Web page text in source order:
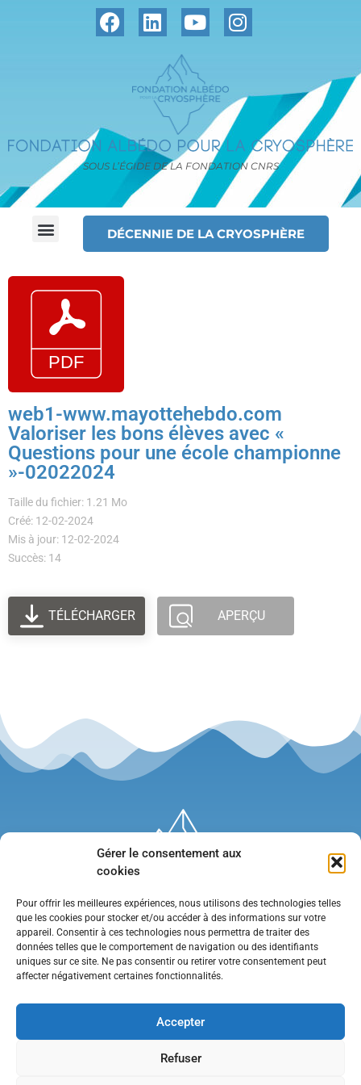
Gérer le consentement aux
cookies
Pour offrir les meilleures expériences, nous utilisons des technologies telles
que les cookies pour stocker et/ou accéder à des informations sur votre
appareil. Consentir à ces technologies nous permettra de traiter des
données telles que le comportement de navigation ou des identifiants
uniques sur ce site. Ne pas consentir ou retirer votre consentement peut
affecter négativement certaines fonctionnalités.
Accepter
Refuser
SOUS L’ÉGIDE DE LA FONDATION CNRS
DÉCENNIE DE LA CRYOSPHÈRE
web1-www.mayottehebdo.com
Valoriser les bons élèves avec «
Questions pour une école championne
»-02022024
Taille du fichier: 1.21 Mo
Créé: 12-02-2024
Mis à jour: 12-02-2024
Succès: 14
TÉLÉCHARGER APERÇU
•Contact